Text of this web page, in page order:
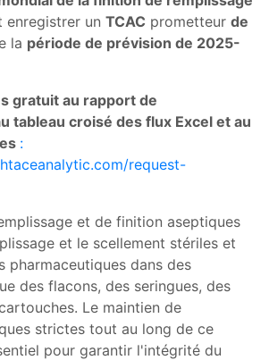
enregistrer un TCAC prometteur de
la période de prévision de 2025-
gratuit au rapport de
tableau croisé des flux Excel et au
:
request-
et de finition aseptiques
et le scellement stériles et
pharmaceutiques dans des
des flacons, des seringues, des
Le maintien de
strictes tout au long de ce
pour garantir l'intégrité du